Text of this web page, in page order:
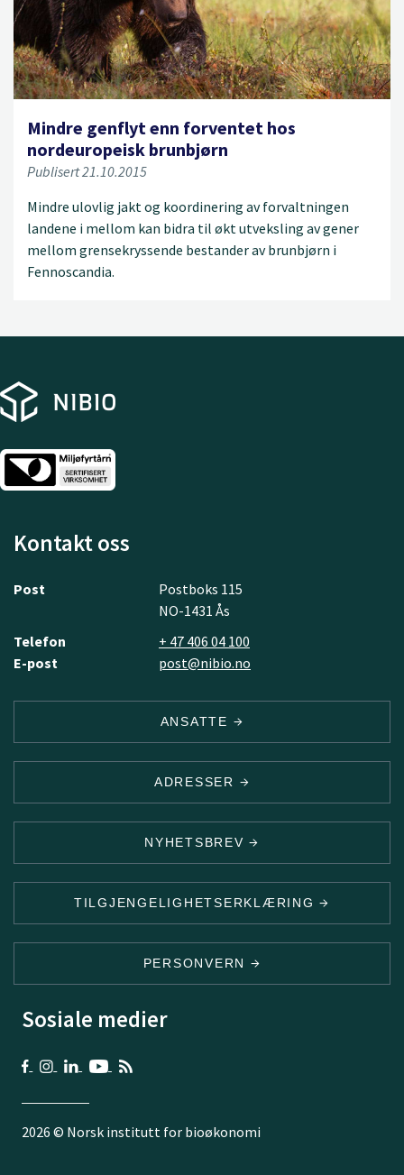
Mindre genflyt enn forventet hos
nordeuropeisk brunbjørn
Publisert 21.10.2015
Mindre ulovlig jakt og koordinering av forvaltningen
landene i mellom kan bidra til økt utveksling av gener
mellom grensekryssende bestander av brunbjørn i
Fennoscandia.
Kontakt oss
Post
Postboks 115
NO-1431 Ås
Telefon
+ 47 406 04 100
E-post
post@nibio.no
ANSATTE
ADRESSER
NYHETSBREV
TILGJENGELIGHETSERKLÆRING
PERSONVERN
Sosiale medier
2026 © Norsk institutt for bioøkonomi